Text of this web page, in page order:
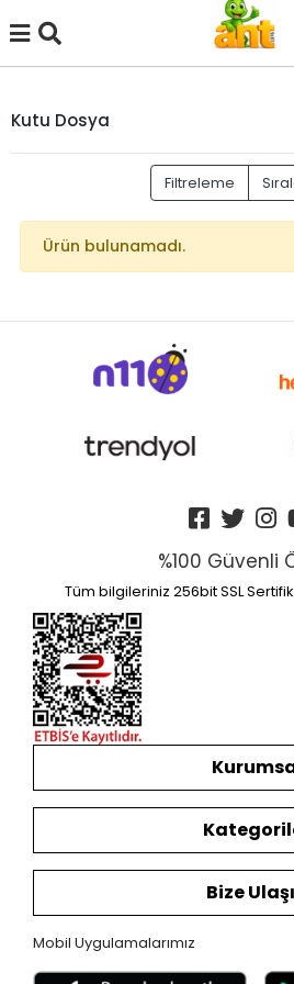
Kutu Dosya
Filtreleme
Ürün bulunamadı.
%100 Güvenli
Tüm bilgileriniz 256bit SSL
Bize
Mobil Uygulamalarımız